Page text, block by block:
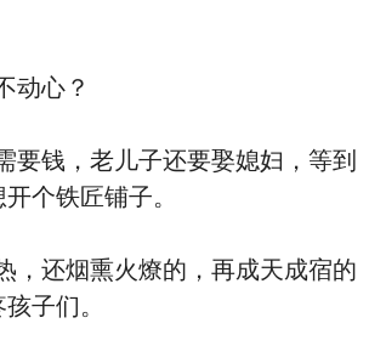
心？
钱，老儿子还要娶媳妇，等到
个铁匠铺子。
还烟熏火燎的，再成天成宿的
子们。